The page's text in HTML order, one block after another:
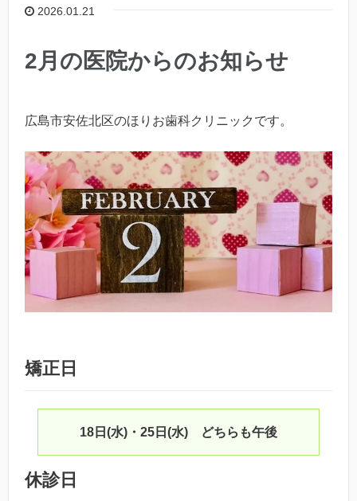
2026.01.21
2月の医院からのお知らせ
広島市安佐北区のほりお歯科クリニックです。
矯正日
18日(水)・25日(水) どちらも午後
休診日